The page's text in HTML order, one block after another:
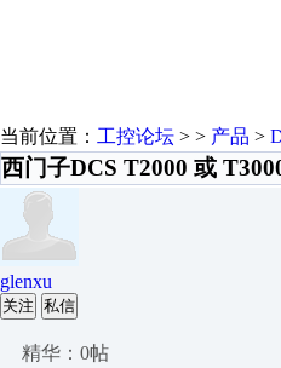
当前位置： 工控论坛 > > 产品 >
西门子DCS T2000 或
glenxu
关注 私信
精华：0帖